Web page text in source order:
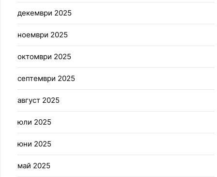
декември 2025
ноември 2025
октомври 2025
септември 2025
август 2025
юли 2025
юни 2025
май 2025